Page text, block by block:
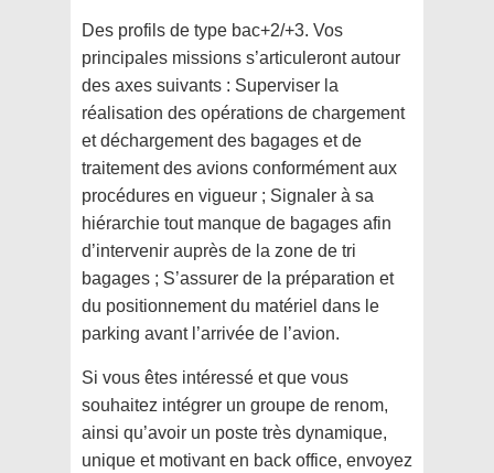
Des profils de type bac+2/+3. Vos
principales missions s’articuleront autour
des axes suivants : Superviser la
réalisation des opérations de chargement
et déchargement des bagages et de
traitement des avions conformément aux
procédures en vigueur ; Signaler à sa
hiérarchie tout manque de bagages afin
d’intervenir auprès de la zone de tri
bagages ; S’assurer de la préparation et
du positionnement du matériel dans le
parking avant l’arrivée de l’avion.
Si vous êtes intéressé et que vous
souhaitez intégrer un groupe de renom,
ainsi qu’avoir un poste très dynamique,
unique et motivant en back office, envoyez